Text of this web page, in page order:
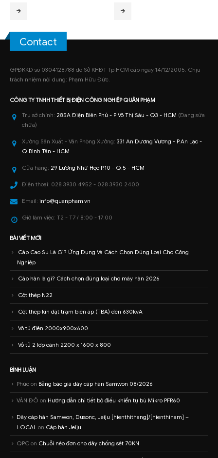
Contact
GPĐKKD số 0304128788 do Sở KHĐT Tp.HCM cấp ngày 14/12/2005. Chịu
trách nhiệm nội dung: Phạm Hữu Đức.
CÔNG TY TNHHTHIẾT BỊ ĐIỆN CÔNG NGHIỆPQUÂN PHẠM
Trụ sở chính: 285A Điện Biên Phủ - P Võ Thị Sáu - Q3 - HCM (Đang sửa
chữa)
Xưởng Sản Xuất - Văn Phòng Xưởng: 331 An Dương Vương - P.An Lạc -
Q.Bình Tân - HCM
Cửa hàng: 29 Lương Nhữ Học P.10 - Q.5 - HCM
Điện thoại: 028 3930 4952 - 028 3930 2400
Email: info@quanpham.vn
Giờ làm việc: T2 - T7 / 8:00 - 17:00
BÀI VIẾT MỚI
Cáp Cao Su Là Gì? Ứng Dụng Và Cách Chọn Đúng Loại Cho Công
Nghiệp
Cáp hàn là gì? Cách chọn đúng loại cho máy hàn 2026
Cột thép N22
Cột thép kín đặt trạm biến áp (TBA) đến 630kvA
Vỏ tủ điện 2000x900x600
Vỏ tủ 2 lớp cánh 2200 x 1600 x 800
BÌNH LUẬN
Phúc on Bảng báo giá dây cáp hàn Samwon 08/2026
VĂN ĐỎ on Hướng dẫn chi tiết bộ điều khiển tụ bù Mikro PFR60
Dây cáp hàn Samwon, Dusonc, Jeiju [hienthithang]/[hienthinam] –
LOCAL on Cáp hàn Jeiju
QPC on Chuỗi néo đơn cho dây chống sét 70KN